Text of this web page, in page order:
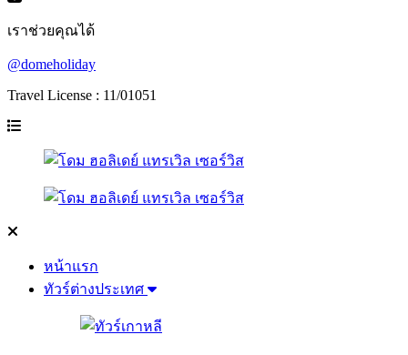
เราช่วยคุณได้
@domeholiday
Travel License : 11/01051
หน้าแรก
ทัวร์ต่างประเทศ